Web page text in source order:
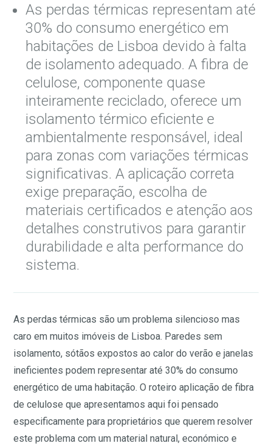
As perdas térmicas representam até
30% do consumo energético em
habitações de Lisboa devido à falta
de isolamento adequado. A fibra de
celulose, componente quase
inteiramente reciclado, oferece um
isolamento térmico eficiente e
ambientalmente responsável, ideal
para zonas com variações térmicas
significativas. A aplicação correta
exige preparação, escolha de
materiais certificados e atenção aos
detalhes construtivos para garantir
durabilidade e alta performance do
sistema.
As perdas térmicas são um problema silencioso mas
caro em muitos imóveis de Lisboa. Paredes sem
isolamento, sótãos expostos ao calor do verão e janelas
ineficientes podem representar até 30% do consumo
energético de uma habitação. O roteiro aplicação de fibra
de celulose que apresentamos aqui foi pensado
especificamente para proprietários que querem resolver
este problema com um material natural, económico e